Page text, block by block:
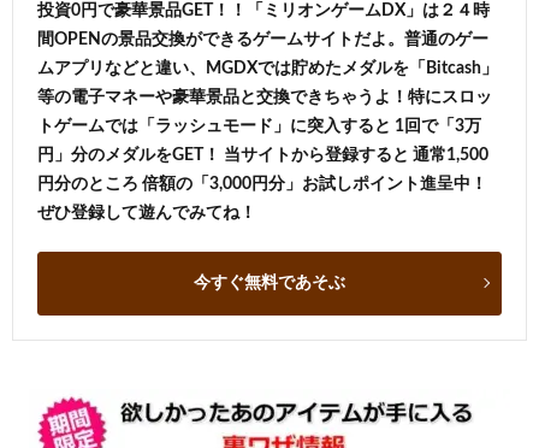
投資0円で豪華景品GET！！「ミリオンゲームDX」は２４時
間OPENの景品交換ができるゲームサイトだよ。普通のゲー
ムアプリなどと違い、MGDXでは貯めたメダルを「Bitcash」
等の電子マネーや豪華景品と交換できちゃうよ！特にスロッ
トゲームでは「ラッシュモード」に突入すると 1回で「3万
円」分のメダルをGET！ 当サイトから登録すると 通常1,500
円分のところ 倍額の「3,000円分」お試しポイント進呈中！
ぜひ登録して遊んでみてね！
今すぐ無料であそぶ